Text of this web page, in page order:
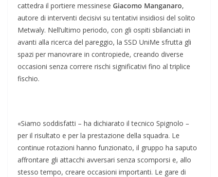
cattedra il portiere messinese Giacomo Manganaro,
autore di interventi decisivi su tentativi insidiosi del solito
Metwaly. Nell’ultimo periodo, con gli ospiti sbilanciati in
avanti alla ricerca del pareggio, la SSD UniMe sfrutta gli
spazi per manovrare in contropiede, creando diverse
occasioni senza correre rischi significativi fino al triplice
fischio.
«Siamo soddisfatti – ha dichiarato il tecnico Spignolo –
per il risultato e per la prestazione della squadra. Le
continue rotazioni hanno funzionato, il gruppo ha saputo
affrontare gli attacchi avversari senza scomporsi e, allo
stesso tempo, creare occasioni importanti. Le gare di